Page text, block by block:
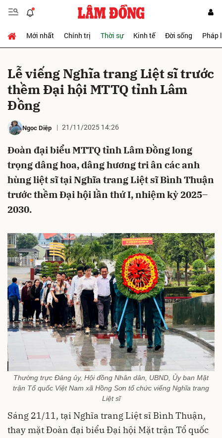
Mới nhất Chính trị Thời sự Kinh tế Đời sống Pháp
Lễ viếng Nghĩa trang Liệt sĩ trước
thềm Đại hội MTTQ tỉnh Lâm
Đồng
Ngọc Diệp 21/11/2025 14:26
Đoàn đại biểu MTTQ tỉnh Lâm Đồng long
trọng dâng hoa, dâng hương tri ân các anh
hùng liệt sĩ tại Nghĩa trang Liệt sĩ Bình Thuận
trước thềm Đại hội lần thứ I, nhiệm kỳ 2025–
2030.
Thường trực Đảng ủy, Hội đồng Nhân dân, UBND, Ủy ban Mặt
trận Tổ quốc Việt Nam xã Hồng Sơn tổ chức viếng Nghĩa trang
Liệt sĩ
Sáng 21/11, tại Nghĩa trang Liệt sĩ Bình Thuận,
thay mặt Đoàn đại biểu Đại hội Mặt trận Tổ quốc
Gửi bình luận
Hủy Gửi